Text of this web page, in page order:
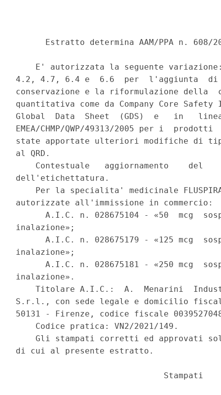
Estratto determina AAM/PPA n. 608/
E' autorizzata la seguente
4.2, 4.7, 6.4 e  6.6  per  l'aggiunta  di
conservazione e la riformulazione della
quantitativa come da Company Core
Global  Data  Sheet  (GDS)  e   in
EMEA/CHMP/QWP/49313/2005 per i
state apportate ulteriori modifiche di
al QRD.
Contestuale   aggiornamento    del
dell'etichettatura.
Per la specialita' medicinale
autorizzate all'immissione in commercio:
A.I.C. n. 028675104 - «50  mcg
inalazione»;
A.I.C. n. 028675179 - «125 mcg
inalazione»;
A.I.C. n. 028675181 - «250 mcg
inalazione».
Titolare A.I.C.:  A.  Menarini
S.r.l., con sede legale e domicilio
50131 - Firenze, codice fiscale
    Codice pratica: VN2/2021/149.
Gli stampati corretti ed approvati
di cui al presente estratto.
                              Stampati